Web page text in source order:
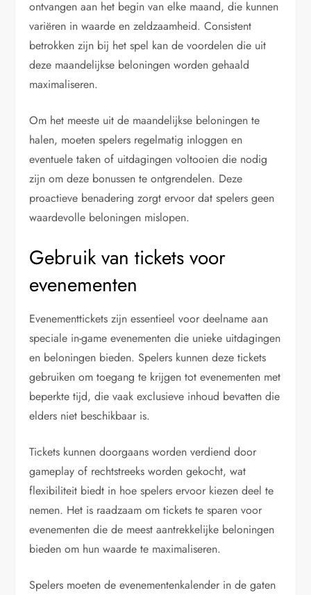
ontvangen aan het begin van elke maand, die kunnen
variëren in waarde en zeldzaamheid. Consistent
betrokken zijn bij het spel kan de voordelen die uit
deze maandelijkse beloningen worden gehaald
maximaliseren.
Om het meeste uit de maandelijkse beloningen te
halen, moeten spelers regelmatig inloggen en
eventuele taken of uitdagingen voltooien die nodig
zijn om deze bonussen te ontgrendelen. Deze
proactieve benadering zorgt ervoor dat spelers geen
waardevolle beloningen mislopen.
Gebruik van tickets voor
evenementen
Evenementtickets zijn essentieel voor deelname aan
speciale in-game evenementen die unieke uitdagingen
en beloningen bieden. Spelers kunnen deze tickets
gebruiken om toegang te krijgen tot evenementen met
beperkte tijd, die vaak exclusieve inhoud bevatten die
elders niet beschikbaar is.
Tickets kunnen doorgaans worden verdiend door
gameplay of rechtstreeks worden gekocht, wat
flexibiliteit biedt in hoe spelers ervoor kiezen deel te
nemen. Het is raadzaam om tickets te sparen voor
evenementen die de meest aantrekkelijke beloningen
bieden om hun waarde te maximaliseren.
Spelers moeten de evenementenkalender in de gaten